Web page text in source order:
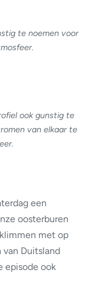
te noemen voor
ook gunstig te
van elkaar te
een
oosterburen
met op
Duitsland
episode ook